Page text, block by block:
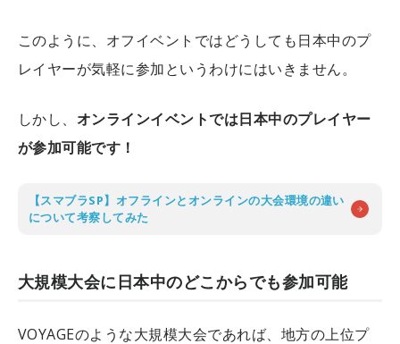
このように、オフイベントではどうしても日本中のプ
レイヤーが気軽に参加というわけにはいきません。
しかし、 オンラインイベントでは日本中のプレイヤー
が参加可能です！
【スマブラSP】オフラインとオンラインの大会環境の違い
について考察してみた
大規模大会に日本中のどこからでも参加可能
VOYAGEのような大規模大会であれば、地方の上位プ